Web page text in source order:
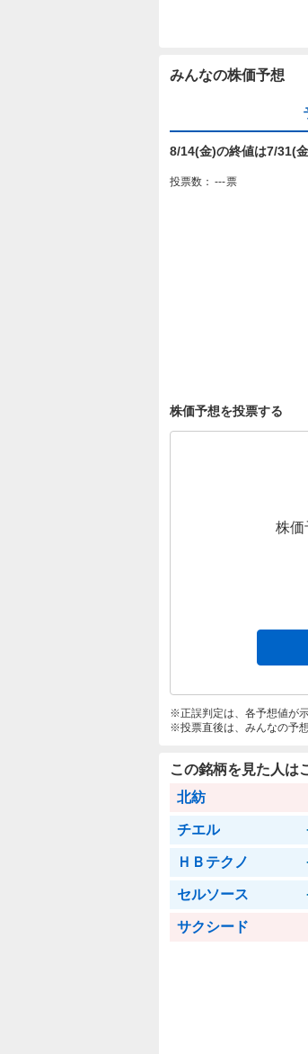
みんなの株価予想
8/14(金)の終値は7/31(
投票数： ---票
株価予想を投票する
株価
正誤判定は、各予想値が
投票直後は、みんなの予
この銘柄を見た人は
北紡
チエル
ＨＢテクノ
セルソース
サクシード